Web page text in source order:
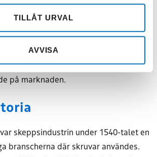
TILLÅT URVAL
AVVISA
fördelen att det inte hoppar ur spåret
Ytterligare kliv framåt i utveckling
företaget Textron då man 1967 tog
Denna har många fördelar i
Idag är Pozi, Philips och
på marknaden.
skeppsindustrin under 1540-talet en
branscherna där skruvar användes.